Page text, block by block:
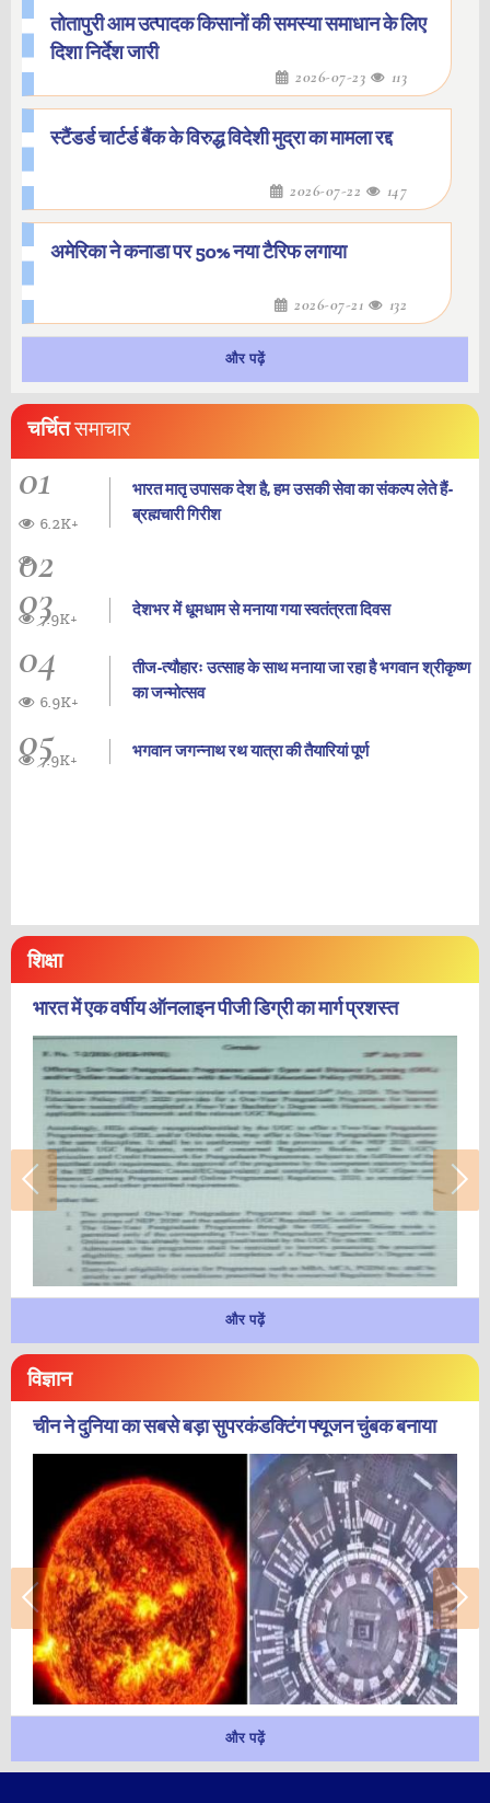
तोतापुरी आम उत्पादक किसानों की समस्या समाधान के लिए
दिशा निर्देश जारी
2026-07-23 113
स्टैंडर्ड चार्टर्ड बैंक के विरुद्ध विदेशी मुद्रा का मामला रद्द
2026-07-22 147
अमेरिका ने कनाडा पर 50% नया टैरिफ लगाया
2026-07-21 132
और पढ़ें
चर्चितसमाचार
01
भारत मातृ उपासक देश है, हम उसकी सेवा का संकल्प लेते हैं-
ब्रह्मचारी गिरीश
6.2K+
02
03 देशभर में धूमधाम से मनाया गया स्वतंत्रता दिवस
7.9K+
04
तीज-त्यौहारः उत्साह के साथ मनाया जा रहा है भगवान श्रीकृष्ण
का जन्‍मोत्‍सव
6.9K+
05 भगवान जगन्नाथ रथ यात्रा की तैयारियां पूर्ण
7.9K+
शिक्षा
भारत में एक वर्षीय ऑनलाइन पीजी डिग्री का मार्ग प्रशस्त
और पढ़ें
विज्ञान
चीन ने दुनिया का सबसे बड़ा सुपरकंडक्टिंग फ्यूजन चुंबक बनाया
और पढ़ें